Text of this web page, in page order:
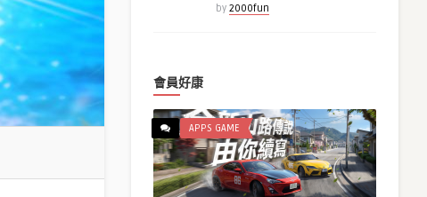
by 2000fun
會員好康
APPS GAME